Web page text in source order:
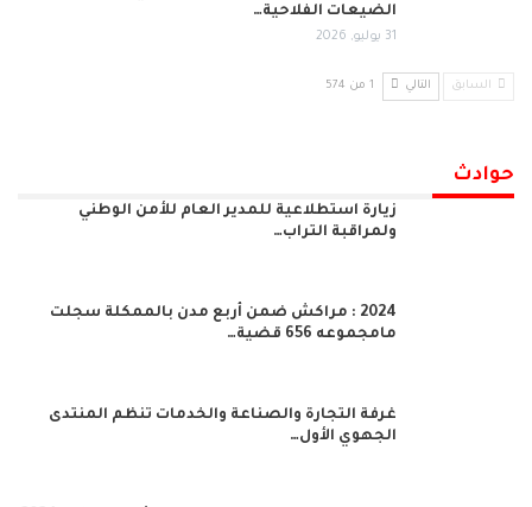
الضيعات الفلاحية…
31 يوليو, 2026
السابق التالي 1 من 574
حوادث
زيارة استطلاعية للمدير العام للأمن الوطني
ولمراقبة التراب…
2024 : مراكش ضمن أربع مدن بالممكلة سجلت
مامجموعه 656 قضية…
غرفة التجارة والصناعة والخدمات تنظم المنتدى
الجهوي الأول…